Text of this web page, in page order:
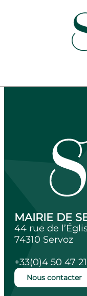
du 27
MAIRIE DE
44 rue de
74310 Servoz
+33(0)4 50 47 21
Nous contacter